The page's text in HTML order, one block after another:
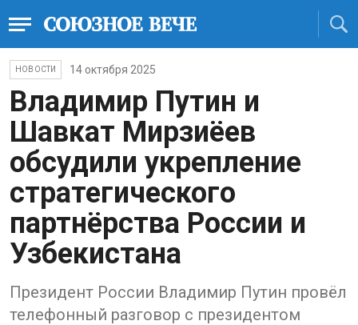
НОВОСТИ 14 октября 2025
Владимир Путин и
Шавкат Мирзиёев
обсудили укрепление
стратегического
партнёрства России и
Узбекистана
Президент России Владимир Путин провёл
телефонный разговор с президентом